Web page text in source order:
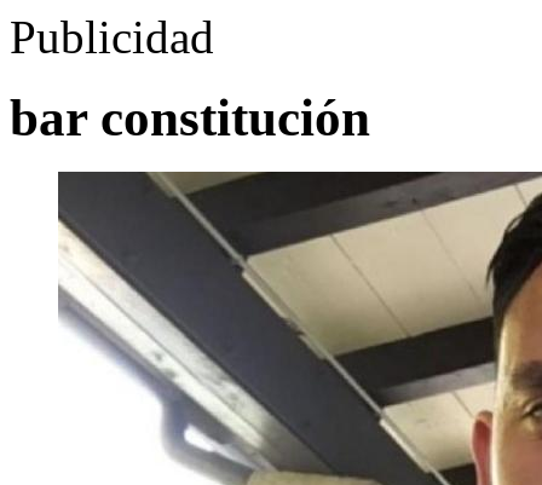
Publicidad
bar constitución